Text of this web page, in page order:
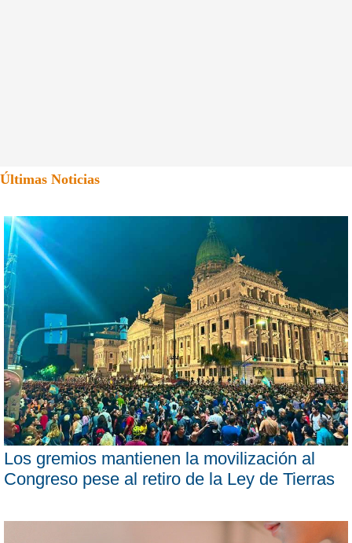
Últimas Noticias
Los gremios mantienen la movilización al
Congreso pese al retiro de la Ley de Tierras